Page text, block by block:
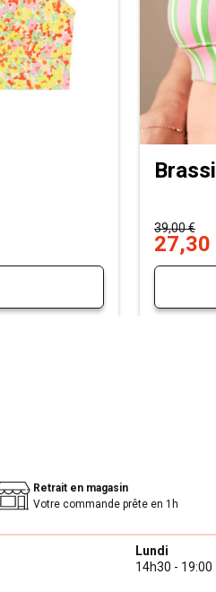
39,00 €
27,30
Retrait en magasin
Votre commande prête en 1h
Lundi
14h30 - 19:00